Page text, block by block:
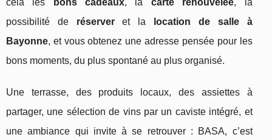
cela les
bons cadeaux, la carte renouvelée, la
possibilité de réserveret la
location de salle à
Bayonne, et vous obtenez une adresse pensée pour les
bons moments, du plus spontané au plus organisé.
Une terrasse, des produits locaux, des assiettes à
partager, une sélection de vins par un caviste intégré, et
une ambiance qui invite à se retrouver : BASA, c’est